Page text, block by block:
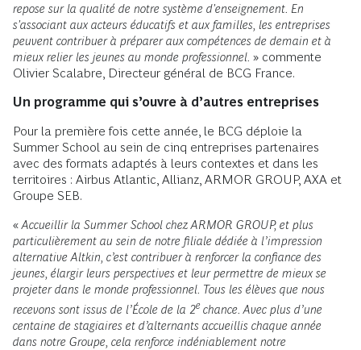
repose sur la qualité de notre système d'enseignement. En
s'associant aux acteurs éducatifs et aux familles, les entreprises
peuvent contribuer à préparer aux compétences de demain et à
mieux relier les jeunes au monde professionnel. » commente
Olivier Scalabre, Directeur général de BCG France.
Un programme qui s’ouvre à d’autres entreprises
Pour la première fois cette année, le BCG déploie la
Summer School au sein de cinq entreprises partenaires
avec des formats adaptés à leurs contextes et dans les
territoires : Airbus Atlantic, Allianz, ARMOR GROUP, AXA et
Groupe SEB.
«Accueillir la Summer School chez ARMOR GROUP, et plus
particulièrement au sein de notre filiale dédiée à l’impression
alternative Altkin, c’est contribuer à renforcer la confiance des
jeunes, élargir leurs perspectives et leur permettre de mieux se
projeter dans le monde professionnel. Tous les élèves que nous
recevons sont issus de l’École de la 2e chance. Avec plus d’une
centaine de stagiaires et d’alternants accueillis chaque année
dans notre Groupe, cela renforce indéniablement notre